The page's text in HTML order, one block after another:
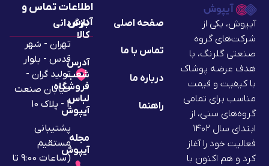
آیپوش، یکی از
شرکت‌های گروه
صنعتی گلرنگ، با
هدف عرضه پوشاک
با کیفیت و قیمت
مناسب برای تمامی
گروه‌های سنی، از
ابتدای سال ۱۴۰۲
فعالیت خود را آغاز
کرد و هم اکنون با
صفحه اصلی
تماس با ما
درباره ما
راهنما
بازگردانی
کالا
آدرس
شعب
فروشگاه
لباس
آیپوش
مجله
آیپوش
تهران - شهر
قدس - بلوار
تولید گران -
خیابان صنعت
2 - پلاک 10
پشتیبانی
مستقیم
(ساعات 9:00 تا
اطلاعات تماس و
آدرس